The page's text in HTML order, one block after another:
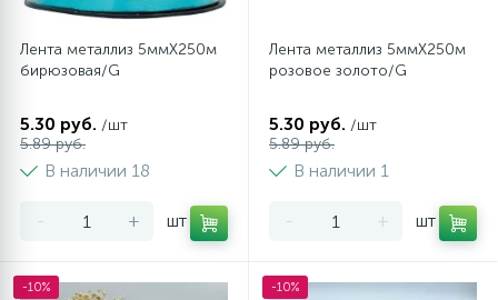
Лента металлиз 5ммХ250м
бирюзовая/G
5.30 руб. /шт
5.89 руб.
В наличии 18
- + шт
Лента металлиз 5ммХ250м
розовое золото/G
5.30 руб. /шт
5.89 руб.
В наличии 1
- + шт
-10% -10%